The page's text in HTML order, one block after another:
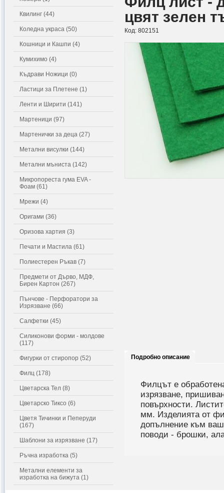
Квилинг (44)
Коледна украса (50)
Кошници и Кашпи (4)
Кумихимо (4)
Къдрави Ножици (0)
Ластици за Плетене (1)
Ленти и Ширити (141)
Мартеници (97)
Мартенички за деца (27)
Метални висулки (144)
Метални мъниста (142)
Микропореста гума EVA -
Фоам (61)
Мрежи (4)
Оригами (36)
Оризова хартия (3)
Печати и Мастила (61)
Полиестерен Ръкав (7)
Предмети от Дърво, МДФ,
Бирен Картон (267)
Пънчове - Перфоратори за
Изрязване (66)
Салфетки (45)
Силиконови форми - молдове
(117)
Фигурки от стиропор (52)
Филц (178)
Цветарска Тел (8)
Цветарско Тиксо (6)
Цветя Тичинки и Пеперуди
(167)
Шаблони за изрязване (17)
Ръчна изработка (5)
Метални елементи за
изработка на бижута (1)
цвят зелен
Код: 802151
Подробно описание
Филцът е
изрязване,
повърхности.
мм. Изделията от
допълнение към
поводи - брошки,